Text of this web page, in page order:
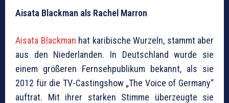
Aisata Blackman als Rachel Marron
Aisata Blackman hat karibische Wurzeln, stammt aber
aus den Niederlanden. In Deutschland wurde sie
einem größeren Fernsehpublikum bekannt, als sie
2012 für die TV-Castingshow „The Voice of Germany“
auftrat. Mit ihrer starken Stimme überzeugte sie